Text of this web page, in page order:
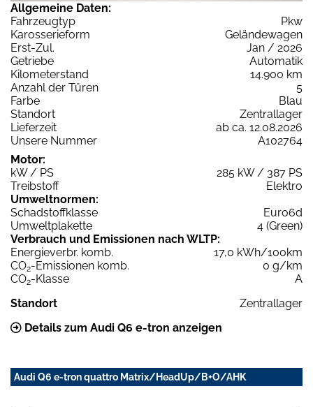
Allgemeine Daten:
Fahrzeugtyp
Pkw
Karosserieform
Geländewagen
Erst-Zul.
Jan / 2026
Getriebe
Automatik
Kilometerstand
14.900 km
Anzahl der Türen
5
Farbe
Blau
Standort
Zentrallager
Lieferzeit
ab ca. 12.08.2026
Unsere Nummer
A102764
Motor:
kW / PS
285 kW / 387 PS
Treibstoff
Elektro
Umweltnormen:
Schadstoffklasse
Euro6d
Umweltplakette
4 (Green)
Verbrauch und Emissionen nach WLTP:
Energieverbr. komb.
17,0 kWh/100km
CO2-Emissionen komb.
0 g/km
CO2-Klasse
A
Standort
Zentrallager
Details zum Audi Q6 e-tron anzeigen
Audi Q6 e-tron quattro Matrix/HeadUp/B+O/AHK